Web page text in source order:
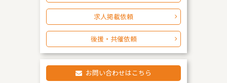
求人掲載依頼
後援・共催依頼
お問い合わせはこちら